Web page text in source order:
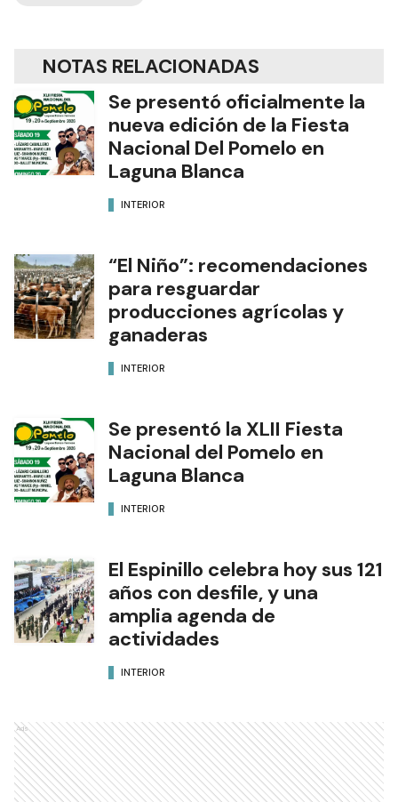
NOTAS RELACIONADAS
Se presentó oficialmente la
nueva edición de la Fiesta
Nacional Del Pomelo en
Laguna Blanca
INTERIOR
“El Niño”: recomendaciones
para resguardar
producciones agrícolas y
ganaderas
INTERIOR
Se presentó la XLII Fiesta
Nacional del Pomelo en
Laguna Blanca
INTERIOR
El Espinillo celebra hoy sus 121
años con desfile, y una
amplia agenda de
actividades
INTERIOR
Ads